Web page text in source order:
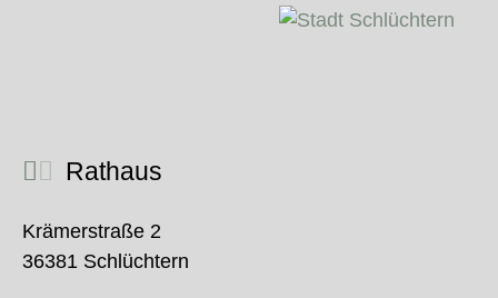
Rathaus
Krämerstraße 2
36381 Schlüchtern